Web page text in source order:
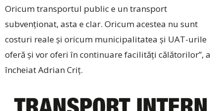
Oricum transportul public e un transport
subvenţionat, asta e clar. Oricum acestea nu sunt
costuri reale şi oricum municipalitatea şi UAT-urile
oferă şi vor oferi în continuare facilităţi călătorilor”, a
încheiat Adrian Criţ.